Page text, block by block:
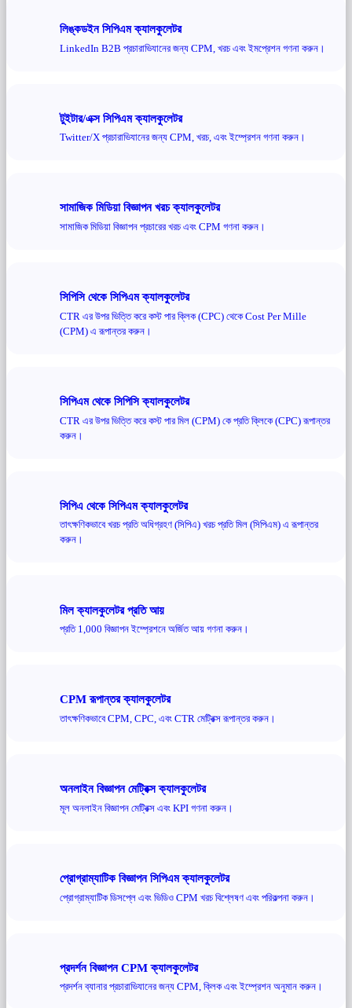
লিঙ্কডইন সিপিএম ক্যালকুলেটর
LinkedIn B2B প্রচারাভিযানের জন্য CPM, খরচ এবং ইমপ্রেশন গণনা করুন।
টুইটার/এক্স সিপিএম ক্যালকুলেটর
Twitter/X প্রচারাভিযানের জন্য CPM, খরচ, এবং ইম্প্রেশন গণনা করুন।
সামাজিক মিডিয়া বিজ্ঞাপন খরচ ক্যালকুলেটর
সামাজিক মিডিয়া বিজ্ঞাপন প্রচারের খরচ এবং CPM গণনা করুন।
সিপিসি থেকে সিপিএম ক্যালকুলেটর
CTR এর উপর ভিত্তি করে কস্ট পার ক্লিক (CPC) থেকে Cost Per Mille
(CPM) এ রূপান্তর করুন।
সিপিএম থেকে সিপিসি ক্যালকুলেটর
CTR এর উপর ভিত্তি করে কস্ট পার মিল (CPM) কে প্রতি ক্লিকে (CPC) রূপান্তর
করুন।
সিপিএ থেকে সিপিএম ক্যালকুলেটর
তাৎক্ষণিকভাবে খরচ প্রতি অধিগ্রহণ (সিপিএ) খরচ প্রতি মিল (সিপিএম) এ রূপান্তর
করুন।
মিল ক্যালকুলেটর প্রতি আয়
প্রতি 1,000 বিজ্ঞাপন ইম্প্রেশনে অর্জিত আয় গণনা করুন।
CPM রূপান্তর ক্যালকুলেটর
তাৎক্ষণিকভাবে CPM, CPC, এবং CTR মেট্রিক্স রূপান্তর করুন।
অনলাইন বিজ্ঞাপন মেট্রিক্স ক্যালকুলেটর
মূল অনলাইন বিজ্ঞাপন মেট্রিক্স এবং KPI গণনা করুন।
প্রোগ্রাম্যাটিক বিজ্ঞাপন সিপিএম ক্যালকুলেটর
প্রোগ্রাম্যাটিক ডিসপ্লে এবং ভিডিও CPM খরচ বিশ্লেষণ এবং পরিকল্পনা করুন।
প্রদর্শন বিজ্ঞাপন CPM ক্যালকুলেটর
প্রদর্শন ব্যানার প্রচারাভিযানের জন্য CPM, ক্লিক এবং ইম্প্রেশন অনুমান করুন।